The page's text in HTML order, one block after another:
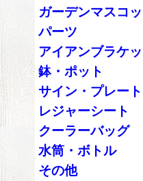
ガーデンマスコ
パーツ
アイアンブラケ
鉢・ポット
サイン・プレート
レジャーシート
クーラーバッグ
水筒・ボトル
その他